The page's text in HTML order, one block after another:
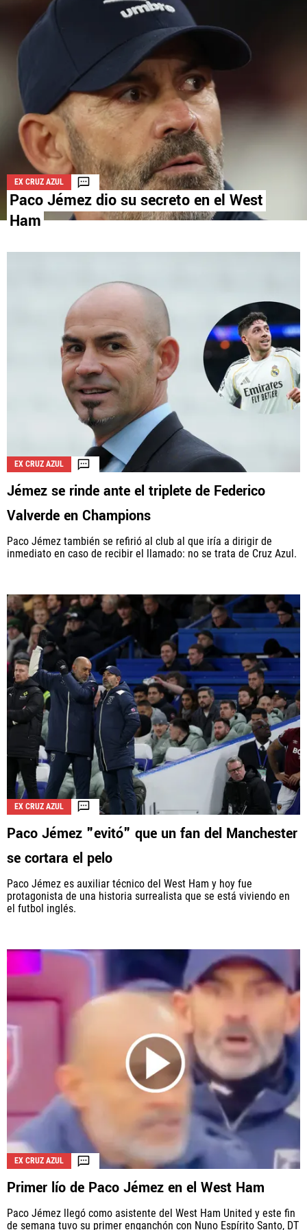
La aceptación de una de las ofertas presentadas en esta página
puede dar lugar a un pago aVamos Azul . Este pago puede influir en
cómo y dónde aparecen los operadores de juego en la página y en el
orden en que aparecen, pero no influye en nuestras evaluaciones.
EX CRUZ AZUL
Paco Jémez dio su secreto en el West
Ham
EX CRUZ AZUL
Jémez se rinde ante el triplete de Federico
Valverde en Champions
Paco Jémez también se refirió al club al que iría a dirigir de
inmediato en caso de recibir el llamado: no se trata de Cruz Azul.
EX CRUZ AZUL
Paco Jémez "evitó" que un fan del Manchester
se cortara el pelo
Paco Jémez es auxiliar técnico del West Ham y hoy fue
protagonista de una historia surrealista que se está viviendo en
el futbol inglés.
EX CRUZ AZUL
Primer lío de Paco Jémez en el West Ham
Paco Jémez llegó como asistente del West Ham United y este fin
de semana tuvo su primer enganchón con Nuno Espírito Santo, DT